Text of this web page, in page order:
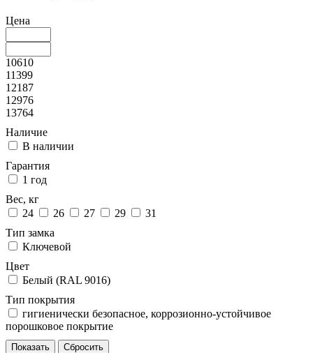
Цена
10610
11399
12187
12976
13764
Наличие
В наличии
Гарантия
1 год
Вес, кг
24
26 27 29
31
Тип замка
Ключевой
Цвет
Белый (RAL 9016)
Тип покрытия
гигиенически безопасное, коррозионно-устойчивое
порошковое покрытие